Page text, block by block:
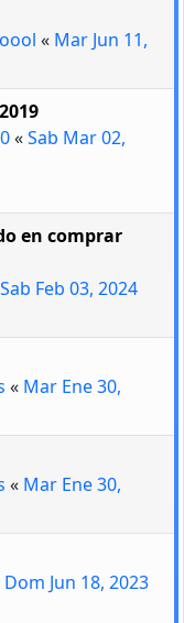
« Mar Jun 11,
«Sab Mar 02,
en comprar
Sab Feb 03, 2024
« Mar Ene 30,
« Mar Ene 30,
Dom Jun 18, 2023